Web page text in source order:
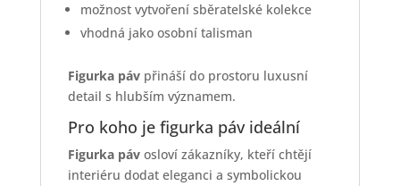
možnost vytvoření sběratelské kolekce
vhodná jako osobní talisman
Figurka pávpřináší do prostoru luxusní
detail s hlubším významem.
Pro koho je figurka páv ideální
Figurka pávosloví zákazníky, kteří chtějí
interiéru dodat eleganci a symbolickou